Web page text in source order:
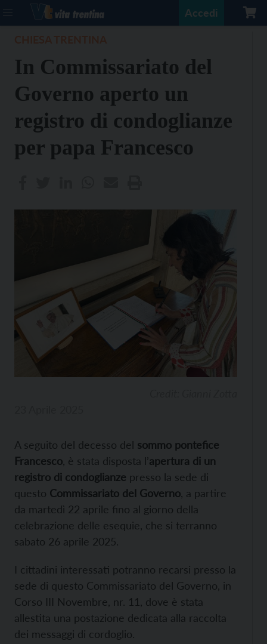
Accedi
In Commissariato del
Governo aperto un
registro di condoglianze
per papa Francesco
A seguito del decesso del sommo pontefice
Francesco , è stata disposta l’apertura di un
registro di condoglianze presso la sede di
questo Commissariato del Governo , a partire
da martedì 22 aprile fino al giorno della
celebrazione delle esequie, che si terranno
sabato 26 aprile 2025.
I cittadini interessati potranno recarsi presso la
sede di questo Commissariato del Governo, in
Corso III Novembre, nr. 11, dove è stata
allestita una postazione dedicata alla raccolta
dei messaggi di cordoglio.